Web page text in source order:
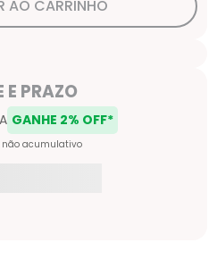
AO CARRINHO